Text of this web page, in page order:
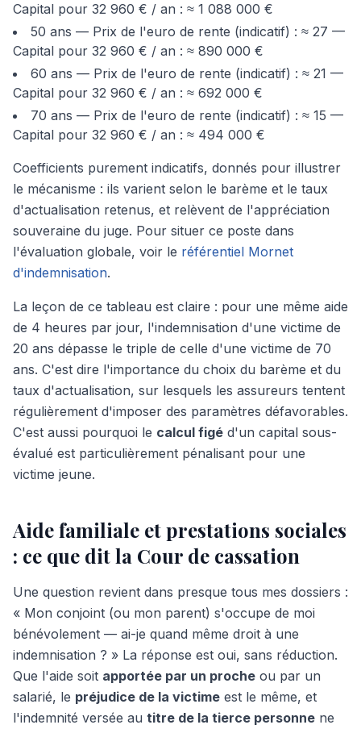
Capital pour 32 960 € / an : ≈ 1 088 000 €
50 ans — Prix de l'euro de rente (indicatif) : ≈ 27 —
Capital pour 32 960 € / an : ≈ 890 000 €
60 ans — Prix de l'euro de rente (indicatif) : ≈ 21 —
Capital pour 32 960 € / an : ≈ 692 000 €
70 ans — Prix de l'euro de rente (indicatif) : ≈ 15 —
Capital pour 32 960 € / an : ≈ 494 000 €
Coefficients purement indicatifs, donnés pour illustrer
le mécanisme : ils varient selon le barème et le taux
d'actualisation retenus, et relèvent de l'appréciation
souveraine du juge. Pour situer ce poste dans
l'évaluation globale, voir le référentiel Mornet
d'indemnisation.
La leçon de ce tableau est claire : pour une même aide
de 4 heures par jour, l'indemnisation d'une victime de
20 ans dépasse le triple de celle d'une victime de 70
ans. C'est dire l'importance du choix du barème et du
taux d'actualisation, sur lesquels les assureurs tentent
régulièrement d'imposer des paramètres défavorables.
C'est aussi pourquoi le calcul figé d'un capital sous-
évalué est particulièrement pénalisant pour une
victime jeune.
Aide familiale et prestations sociales
: ce que dit la Cour de cassation
Une question revient dans presque tous mes dossiers :
« Mon conjoint (ou mon parent) s'occupe de moi
bénévolement — ai-je quand même droit à une
indemnisation ? » La réponse est oui, sans réduction.
Que l'aide soit apportée par un proche ou par un
salarié, le préjudice de la victime est le même, et
l'indemnité versée au titre de la tierce personne ne